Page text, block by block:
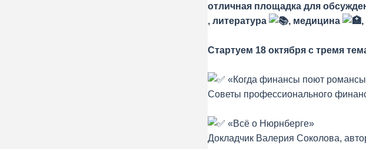
отличная площадка для
, литература
, медицина
Стартуем 18 октября с тремя
«Когда финансы поют
Советы профессионального
«Всё о Нюрнберге»
Докладчик Валерия Соколова,